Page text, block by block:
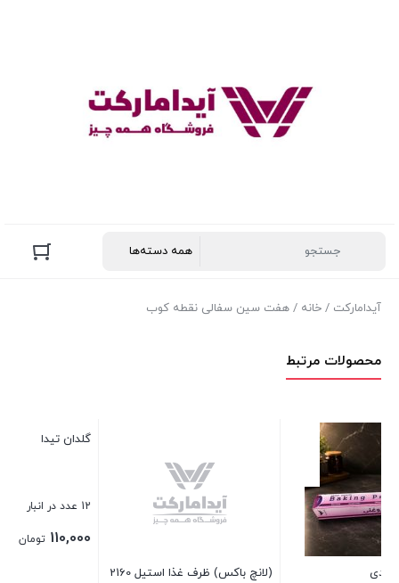
آیدامارکت / خانه / هفت سین سفالی نقطه کوب
محصولات مرتبط
2160
گلدان تیدا
12 عدد در انبار
110,000
ملاقه چوبی کوچک